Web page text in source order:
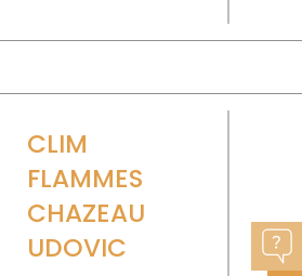
CLIM
FLAMMES
CHAZEAU
UDOVIC